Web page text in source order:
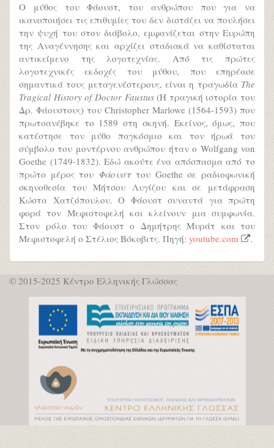
Ο μύθος του Φάουστ, του ανθρώπου που για να
ικανοποιήσει τις επιθυμίες του δεν διστάζει να πουλήσει
την ψυχή του στον διάβολο, εμφανίζεται στην Ευρώπη
της Αναγέννησης και αρχίζει σταδιακά να καθίσταται
αντικείμενο της λογοτεχνίας. Από τις πρώτες
λογοτεχνικές εκδοχές του μύθου, που επηρέασε
σημαντικά τους μεταγενέστερους, είναι η τραγωδία The
Tragical History of Doctor Faustus(Η τραγική ιστορία του
Δρ. Φάουστους) του Christopher Marlowe (1564-1593) που
πρωτοανέβηκε το 1589 στη σκηνή. Εκείνος, όμως, που
κατέστησε τον μύθο παγκόσμιο και τον ήρωά του
σύμβολο του μοντέρνου ανθρώπου ήταν ο Wolfgang von
Goethe (1749-1832). Εδώ ακούτε ένα απόσπασμα από το
πρώτο μέρος του Φάουσττου Goethe σε ραδιοφωνική
σκηνοθεσία του Μήτσου Λυγίζου και σε μετάφραση
Κώστα Χατζόπουλου. Ο Φάουστ συναντά για πρώτη
φορά τον Μεφιστοφελή και κλείνουν μια συμφωνία.
Στον ρόλο του Φάουστ ο Δημήτρης Μυράτ και του
Μεφιστοφελή ο Στέλιος Βόκοβιτς. Πηγή: youtube.com .
© 2015-2025 Κέντρο Ελληνικής Γλώσσας